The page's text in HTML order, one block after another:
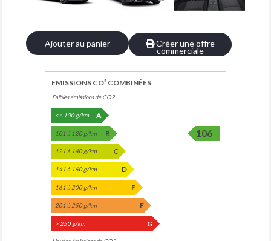
Ajouter au panier Créer une offre
commerciale
EMISSIONS CO² COMBINÉES
Faibles émissions de CO2
<= 100 g/km A
101 à 120 g/km B 106
121 à 140 g/km C
141 à 160 g/km D
161 à 200 g/km E
201 à 250 g/km F
> 250 g/km G